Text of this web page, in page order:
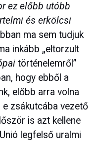
ez előbb utóbb
és erkölcsi
ma sem tudjuk
inkább „eltorzult
történelemről”
hogy ebből a
előbb arra volna
zsákutcába vezető
is azt kellene
legfelső uralmi